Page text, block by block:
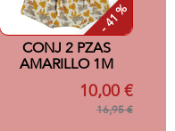
- 41 %
CONJ 2 PZAS
AMARILLO 1M
10,00 €
16,95 €